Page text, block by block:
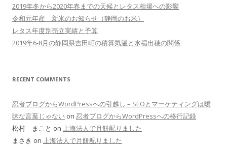
2019年冬から2020年春までの天候とレタス相場への影響
令和元年産 新米のお知らせ（静岡のお米）
レタス年度別売立実績と予算
2019年6-8月の静岡県吉田町の積算気温と水稲出穂の関係
RECENT COMMENTS
忍者ブログからWordPressへの引越し – SEOとマーケティングは曖
昧な言葉じゃない on 忍者ブログからWordPressへの移行記録
松村 まこと on 上海法人で月餅配りました
まさき on 上海法人で月餅配りました